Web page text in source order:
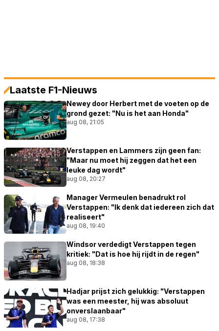
Laatste F1-Nieuws
Newey door Herbert met de voeten op de
grond gezet: "Nu is het aan Honda"
aug 08, 21:05
Verstappen en Lammers zijn geen fan:
"Maar nu moet hij zeggen dat het een
leuke dag wordt"
aug 08, 20:27
Manager Vermeulen benadrukt rol
Verstappen: "Ik denk dat iedereen zich dat
realiseert"
aug 08, 19:40
Windsor verdedigt Verstappen tegen
kritiek: "Dat is hoe hij rijdt in de regen"
aug 08, 18:38
Hadjar prijst zich gelukkig: "Verstappen
was een meester, hij was absoluut
onverslaanbaar"
aug 08, 17:38